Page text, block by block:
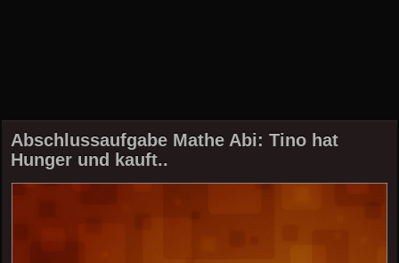
Abschlussaufgabe Mathe Abi: Tino hat
Hunger und kauft..